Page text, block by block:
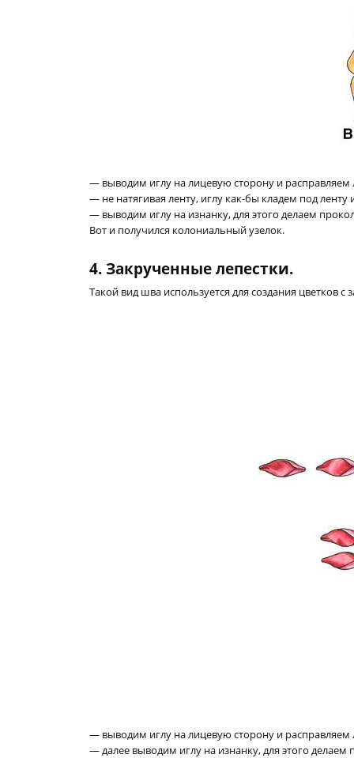
— выводим иглу на лицевую сторону и расправляем
— не натягивая ленту, иглу как-бы кладем под ленту
— выводим иглу на изнанку, для этого делаем
Вот и получился колониальный узелок.
4. Закрученные лепестки.
Такой вид шва используется для создания цветков
— выводим иглу на лицевую сторону и расправляем
— далее выводим иглу на изнанку, для этого